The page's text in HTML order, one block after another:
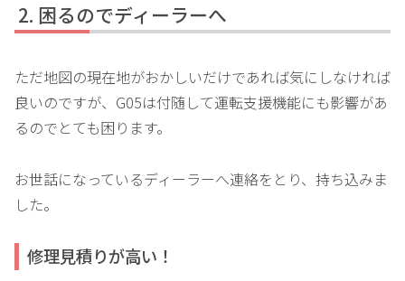
困るのでディーラーへ
ただ地図の現在地がおかしいだけであれば気にしなければ
良いのですが、G05は付随して運転支援機能にも影響があ
るのでとても困ります。
お世話になっているディーラーへ連絡をとり、持ち込みま
した。
修理見積りが高い！